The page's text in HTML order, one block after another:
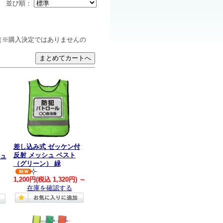
並び順：
※購入決定ではありませんの
差し込み式 ゼッケン付
反射 メッシュ ベスト
（グリーン） 緑
1,200円(税込 1,320円) ～
在庫を確認する